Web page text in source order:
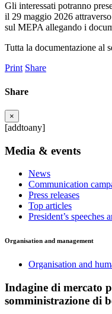
Gli interessati potranno
il 29 maggio 2026
sul MEPA allegando i
Tutta la documentazione al
Print Share
Share
×
[addtoany]
Media & events
News
Communication
Press releases
Top articles
President’s speeches
Organisation and management
Organisation and
Indagine di mercato
somministrazione di